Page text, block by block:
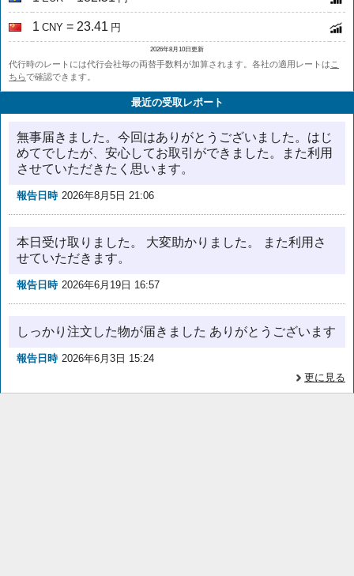
1 CNY = 23.41 円
2026年8月10日更新
代行時のレートには代行会社毎の両替手数料が加算されます。各社の適用レートは こ
ちらで確認できます。
最近の受取レポート
無事届きました。今回はありがとうございました。はじ
めてでしたが、安心してお取引ができました。また利用
させていただきたく思います。
報告日時 2026年8月5日 21:06
本日受け取りました。 大変助かりました。 また利用さ
せていただきます。
報告日時 2026年6月19日 16:57
しっかり注文した物が届きました ありがとうございます
報告日時 2026年6月3日 15:24
更に見る